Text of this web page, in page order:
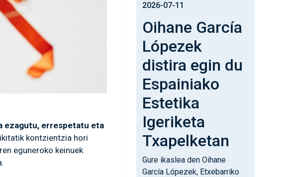
ezagutu, errespetatu eta
kontzientzia hori
eguneroko keinuek
2026-07-11
Oihane García
Lópezek
distira egin du
Espainiako
Estetika
Igeriketa
Txapelketan
Gure ikaslea den Oihane
García Lópezek, Etxebarriko